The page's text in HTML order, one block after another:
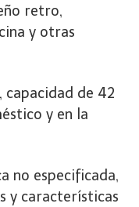
retro,
y otras
de 42
y en la
no especificada,
y características